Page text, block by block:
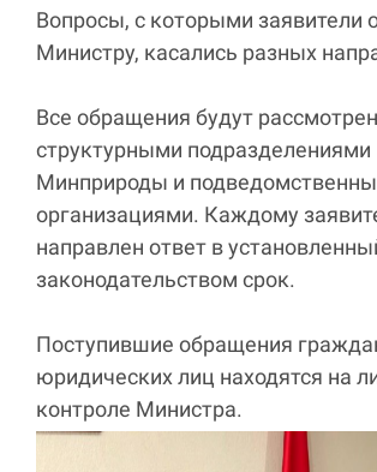
Вопросы, с которыми заявители
Министру, касались разных
Все обращения будут
структурными подразделениями
Минприроды и
организациями. Каждому
направлен ответ в
законодательством срок.
Поступившие обращения
юридических лиц находятся на
контроле Министра.